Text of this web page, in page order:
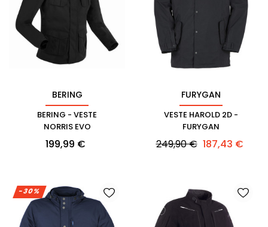
BERING
BERING - VESTE
NORRIS EVO
Prix
199,99 €
FURYGAN
VESTE HAROLD 2D -
FURYGAN
Prix
249,90 € Prix
187,43 €
-30%